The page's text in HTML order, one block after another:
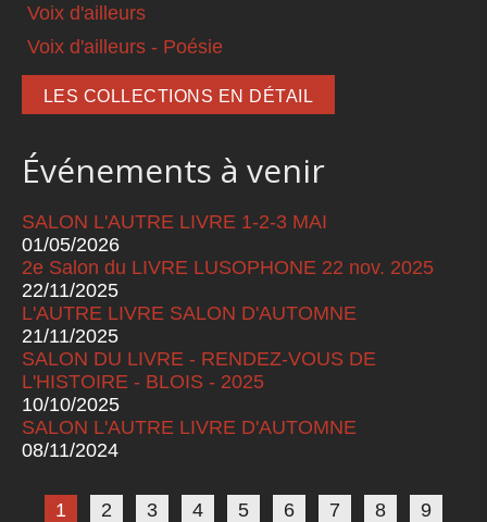
Voix d'ailleurs
Voix d'ailleurs - Poésie
LES COLLECTIONS EN DÉTAIL
Événements à venir
SALON L'AUTRE LIVRE 1-2-3 MAI
01/05/2026
2e Salon du LIVRE LUSOPHONE 22 nov. 2025
22/11/2025
L'AUTRE LIVRE SALON D'AUTOMNE
21/11/2025
SALON DU LIVRE - RENDEZ-VOUS DE
L'HISTOIRE - BLOIS - 2025
10/10/2025
SALON L'AUTRE LIVRE D'AUTOMNE
08/11/2024
Pages
1 2 3 4 5 6 7 8 9